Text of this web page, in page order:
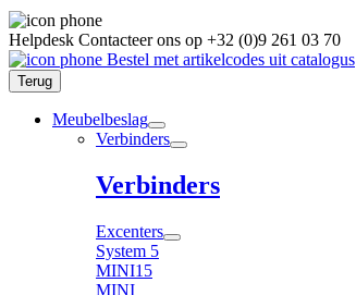
Helpdesk Contacteer ons op +32 (0)9 261 03 70
Bestel met artikelcodes uit catalogus
Terug
Meubelbeslag
Verbinders
Verbinders
Excenters
System 5
MINI15
MINI